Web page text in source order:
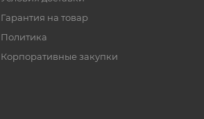
Гарантия на товар
Политика
Корпоративные закупки